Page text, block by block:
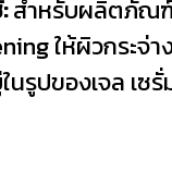
สำหรับผลิตภัณ
ให้ผิวกระจ่
นรูปของเจล เซ